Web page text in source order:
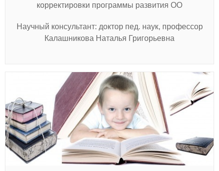
корректировки программы развития ОО
Научный консультант: доктор пед. наук, профессор
Калашникова Наталья Григорьевна